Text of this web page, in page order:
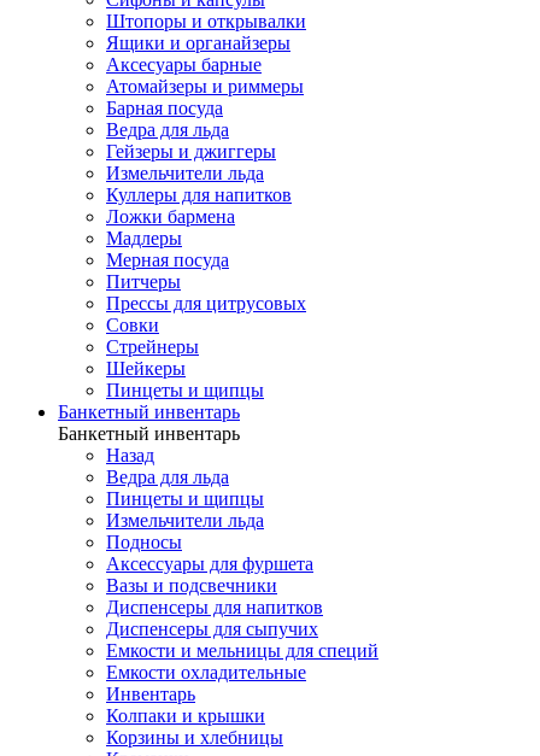
Штопоры и открывалки
Ящики и органайзеры
Аксесуары барные
Атомайзеры и риммеры
Барная посуда
Ведра для льда
Гейзеры и джиггеры
Измельчители льда
Куллеры для напитков
Ложки бармена
Мадлеры
Мерная посуда
Питчеры
Прессы для цитрусовых
Совки
Стрейнеры
Шейкеры
Пинцеты и щипцы
Банкетный инвентарь
Банкетный инвентарь
Назад
Ведра для льда
Пинцеты и щипцы
Измельчители льда
Подносы
Аксессуары для фуршета
Вазы и подсвечники
Диспенсеры для напитков
Диспенсеры для сыпучих
Емкости и мельницы для специй
Емкости охладительные
Инвентарь
Колпаки и крышки
Корзины и хлебницы